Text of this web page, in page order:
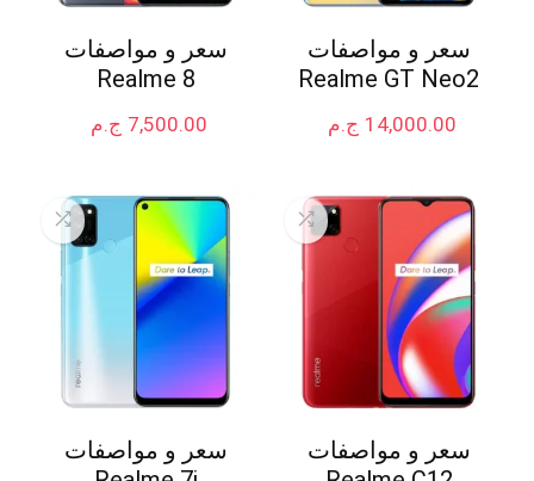
سعر و مواصفات
Realme GT Neo2
ج.م 14,000.00
سعر و مواصفات
Realme 8
ج.م 7,500.00
سعر و مواصفات
سعر و مواصفات